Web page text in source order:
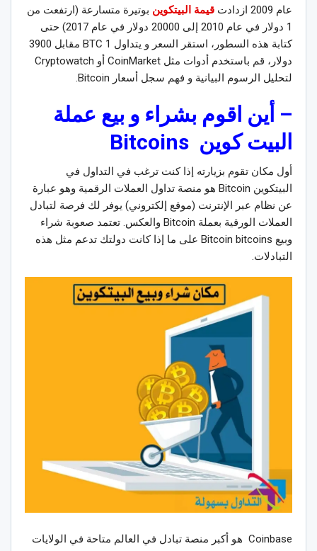
عام 2009 ازدادت
قيمة البيتكوين بوتيرة متسارعة (ارتفعت من
1 دولار في عام 2010 إلى 20000 دولار في عام 2017) حتى
كتابة هذه السطور، استقر السعر و يتداول 1 BTC مقابل 3900
دولار، قم باستخدم أدوات مثل CoinMarket أو Cryptowatch
لتحليل الرسوم البيانية و فهم سجل أسعار Bitcoin.
– أين اقوم بشراء و بيع عملة
البيت كوين
أول مكان تقوم بزيارته إذا كنت ترغب في التداول في
البيتكوين Bitcoin هو منصة تداول العملات الرقمية وهو عبارة
عن نظام عبر الإنترنت (موقع إلكتروني) يوفر لك فرصة لتبادل
العملات الورقية بعملة Bitcoin والعكس. تعتمد صعوبة شراء
وبيع Bitcoin bitcoins على ما إذا كانت دولتك تدعم مثل هذه
التبادلات.
Coinbase هو أكبر منصة تبادل في العالم متاحة في الولايات